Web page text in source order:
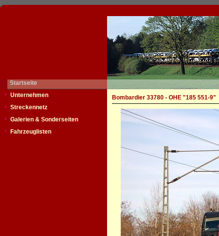
Startseite
Unternehmen
Streckennetz
Galerien & Sonderseiten
Fahrzeuglisten
Bombardier 33780 - OHE "185 551-9"